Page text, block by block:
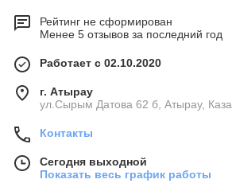
Рейтинг не сформирован
Менее 5 отзывов за последний год
Работает с 02.10.2020
г. Атырау
ул.Сырым Датова 62 б, Атырау,
Контакты
Сегодня выходной
Показать весь график работы